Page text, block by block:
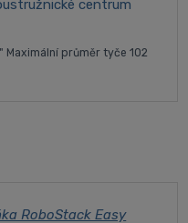
centrum
Maximální průměr tyče 102